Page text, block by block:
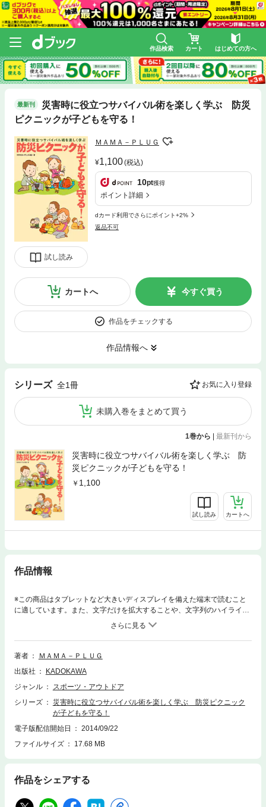
作品検索 カート はじめての方へ
最新刊
災害時に役立つサバイバル術を楽しく学ぶ 防災
ピクニックが子どもを守る！
試し読み
ＭＡＭＡ－ＰＬＵＧ
1,100(税込)
10pt獲得
ポイント詳細
dカード利用でさらにポイント+2%
返品不可
カートへ 今すぐ買う
作品をチェックする
作品情報へ
シリーズ 全1冊 お気に入り登録
未購入巻をまとめて買う
1巻から | 最新刊から
災害時に役立つサバイバル術を楽しく学ぶ 防
災ピクニックが子どもを守る！
1,100
試し読み カートへ
作品情報
※この商品はタブレットなど大きいディスプレイを備えた端末で読むこと
に適しています。また、文字だけを拡大することや、文字列のハイライ
ト、検索、辞書の参照、引用などの機能が使用できません。NPO法人ママ
プラグでは、アクティブ防災講座や防災ピクニックを行っています。中で
も未就学児の保護者の関心を引いているのが防災ピクニック。本書ではそ
の手法をまとめ、楽しみながらできる防災を提案します。
著者
ＭＡＭＡ－ＰＬＵＧ
出版社
KADOKAWA
ジャンル
スポーツ・アウトドア
シリーズ
災害時に役立つサバイバル術を楽しく学ぶ 防災ピクニック
が子どもを守る！
電子版配信開始日
2014/09/22
ファイルサイズ
17.68 MB
作品をシェアする